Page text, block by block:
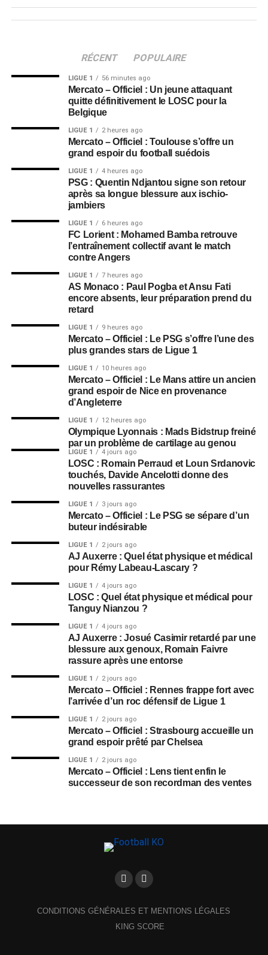
RÉCENT POPULAIRE
LIGUE 1 56 minutes ago
Mercato – Officiel : Un jeune attaquant
quitte définitivement le LOSC pour la
Belgique
LIGUE 1 2 heures ago
Mercato – Officiel : Toulouse s’offre un
grand espoir du football suédois
LIGUE 1 4 heures ago
PSG : Quentin Ndjantou signe son retour
après sa longue blessure aux ischio-
jambiers
LIGUE 1 6 heures ago
FC Lorient : Mohamed Bamba retrouve
l’entraînement collectif avant le match
contre Angers
LIGUE 1 7 heures ago
AS Monaco : Paul Pogba et Ansu Fati
encore absents, leur préparation prend du
retard
LIGUE 1 9 heures ago
Mercato – Officiel : Le PSG s’offre l’une des
plus grandes stars de Ligue 1
LIGUE 1 10 heures ago
Mercato – Officiel : Le Mans attire un ancien
grand espoir de Nice en provenance
d’Angleterre
LIGUE 1 12 heures ago
Olympique Lyonnais : Mads Bidstrup freiné
par un problème de cartilage au genou
LIGUE 1 4 jours ago
LOSC : Romain Perraud et Loun Srdanovic
touchés, Davide Ancelotti donne des
nouvelles rassurantes
LIGUE 1 3 jours ago
Mercato – Officiel : Le PSG se sépare d’un
buteur indésirable
LIGUE 1 2 jours ago
AJ Auxerre : Quel état physique et médical
pour Rémy Labeau-Lascary ?
LIGUE 1 4 jours ago
LOSC : Quel état physique et médical pour
Tanguy Nianzou ?
LIGUE 1 4 jours ago
AJ Auxerre : Josué Casimir retardé par une
blessure aux genoux, Romain Faivre
rassure après une entorse
LIGUE 1 2 jours ago
Mercato – Officiel : Rennes frappe fort avec
l’arrivée d’un roc défensif de Ligue 1
LIGUE 1 2 jours ago
Mercato – Officiel : Strasbourg accueille un
grand espoir prêté par Chelsea
LIGUE 1 2 jours ago
Mercato – Officiel : Lens tient enfin le
successeur de son recordman des ventes
CONDITIONS GÉNÉRALES ET MENTIONS LÉGALES
KING SCORE